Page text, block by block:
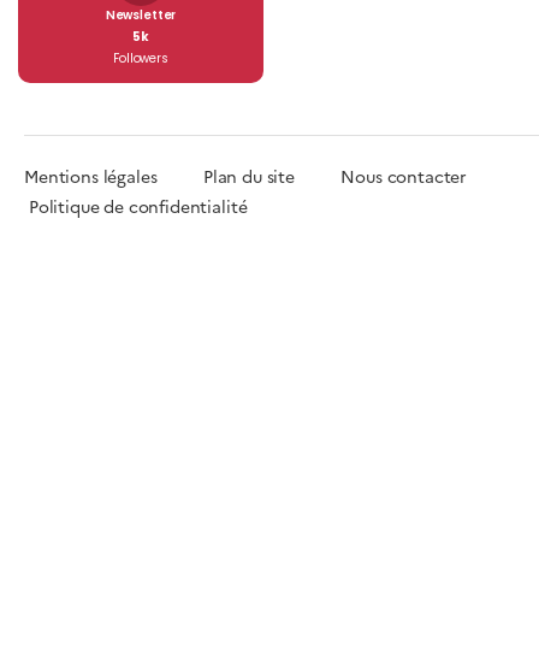
Newsletter
5k
Followers
Mentions légales Plan du site Nous contacter
Politique de confidentialité